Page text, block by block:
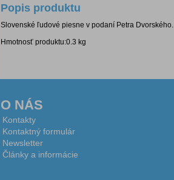
Popis produktu
Slovenské ľudové piesne v podaní Petra Dvorského.
Hmotnosť produktu:0.3 kg
O NÁS
Kontakty
Kontaktný formulár
Newsletter
Články a informácie